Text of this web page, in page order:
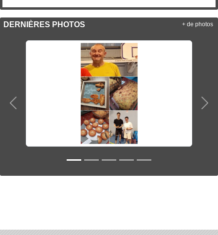
DERNIÈRES PHOTOS
Précedent
+ de photos